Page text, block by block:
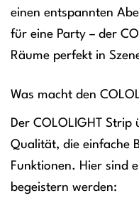
einen entspannten
für eine Party – der
Räume perfekt in
Was macht den
Der COLOLIGHT
Qualität, die einfache
Funktionen. Hier sind
begeistern werden: